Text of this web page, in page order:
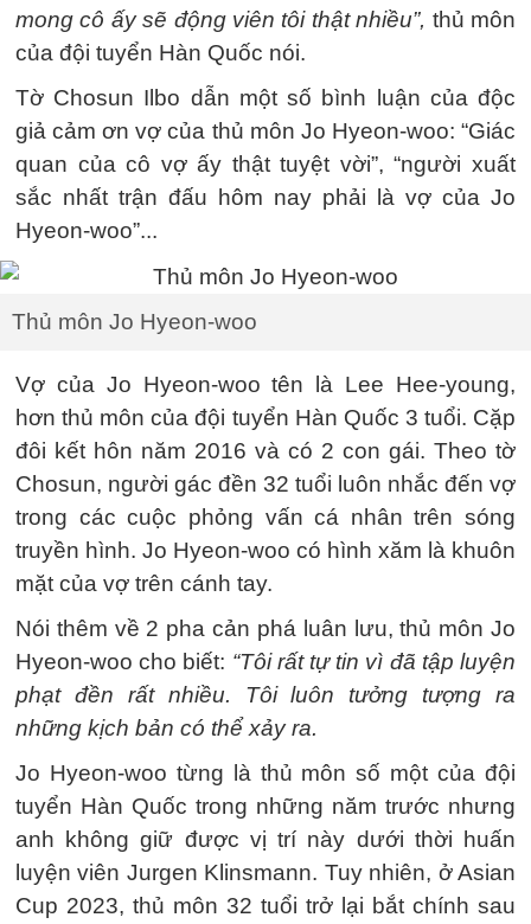
mong cô ấy sẽ động viên tôi thật nhiều”, thủ môn
của đội tuyển Hàn Quốc nói.
Tờ Chosun Ilbo dẫn một số bình luận của độc
giả cảm ơn vợ của thủ môn Jo Hyeon-woo: “Giác
quan của cô vợ ấy thật tuyệt vời”, “người xuất
sắc nhất trận đấu hôm nay phải là vợ của Jo
Hyeon-woo”...
Thủ môn Jo Hyeon-woo
Vợ của Jo Hyeon-woo tên là Lee Hee-young,
hơn thủ môn của đội tuyển Hàn Quốc 3 tuổi. Cặp
đôi kết hôn năm 2016 và có 2 con gái. Theo tờ
Chosun, người gác đền 32 tuổi luôn nhắc đến vợ
trong các cuộc phỏng vấn cá nhân trên sóng
truyền hình. Jo Hyeon-woo có hình xăm là khuôn
mặt của vợ trên cánh tay.
Nói thêm về 2 pha cản phá luân lưu, thủ môn Jo
Hyeon-woo cho biết: “Tôi rất tự tin vì đã tập luyện
phạt đền rất nhiều. Tôi luôn tưởng tượng ra
những kịch bản có thể xảy ra.
Jo Hyeon-woo từng là thủ môn số một của đội
tuyển Hàn Quốc trong những năm trước nhưng
anh không giữ được vị trí này dưới thời huấn
luyện viên Jurgen Klinsmann. Tuy nhiên, ở Asian
Cup 2023, thủ môn 32 tuổi trở lại bắt chính sau